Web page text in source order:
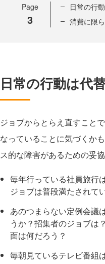
Page
3
日常の行
消費に限
日常の行動は代
ジョブからとらえ直すこと
なっていることに気づくか
ス的な障害があるための妥
毎年行っている社員旅行
ジョブは普段満たされて
あのつまらない定例会議
うか？招集者のジョブは
面は何だろう？
毎朝見ているテレビ番組